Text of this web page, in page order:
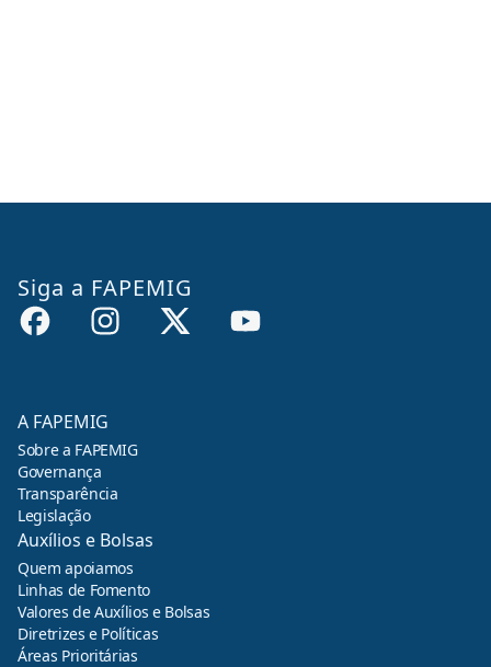
Siga a FAPEMIG
A FAPEMIG
Sobre a FAPEMIG
Governança
Transparência
Legislação
Auxílios e Bolsas
Quem apoiamos
Linhas de Fomento
Valores de Auxílios e Bolsas
Diretrizes e Políticas
Áreas Prioritárias